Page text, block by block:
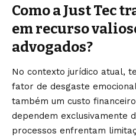
Como a Just Tec
em recurso
advogados?
No contexto jurídico atual,
fator de desgaste
também um custo
dependem exclusivamente
processos enfrentam